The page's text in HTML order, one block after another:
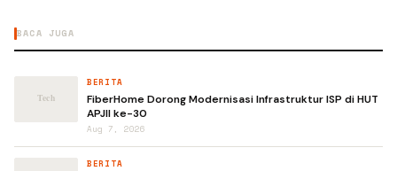
BACA JUGA
BERITA
FiberHome Dorong Modernisasi Infrastruktur ISP di HUT
APJII ke-30
Aug 7, 2026
BERITA